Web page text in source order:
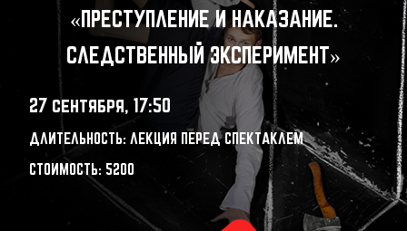
«ПРЕСТУПЛЕНИЕ И НАКАЗАНИЕ.
СЛЕДСТВЕННЫЙ ЭКСПЕРИМЕНТ»
27 сентября, 17:50
ДЛИТЕЛЬНОСТЬ: ЛЕКЦИЯ ПЕРЕД СПЕКТАКЛЕМ
СТОИМОСТЬ: 5200